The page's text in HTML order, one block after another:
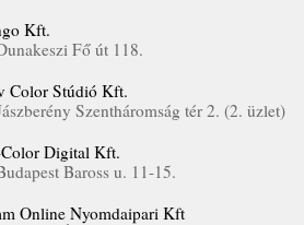
Kft.
Fő út 118.
Color Stúdió Kft.
Szentháromság tér 2. (2. üzlet)
Digital Kft.
Baross u. 11-15.
Online Nyomdaipari Kft